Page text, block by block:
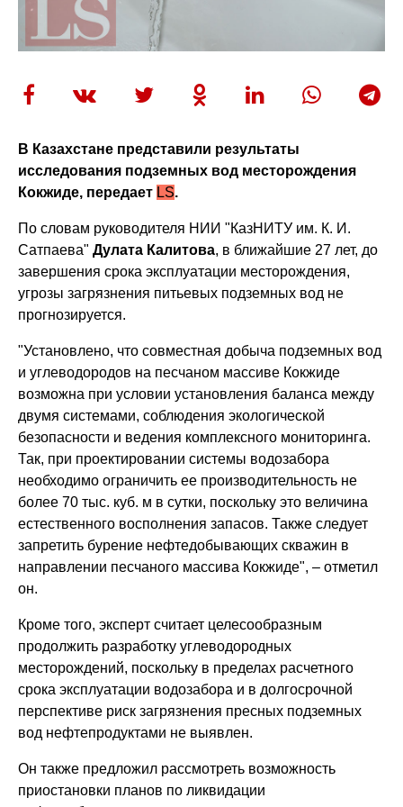
В Казахстане представили результаты
исследования подземных вод месторождения
Кокжиде, передает LS.
По словам руководителя НИИ "КазНИТУ им. К. И.
Сатпаева" Дулата Калитова, в ближайшие 27 лет, до
завершения срока эксплуатации месторождения,
угрозы загрязнения питьевых подземных вод не
прогнозируется.
"Установлено, что совместная добыча подземных вод
и углеводородов на песчаном массиве Кокжиде
возможна при условии установления баланса между
двумя системами, соблюдения экологической
безопасности и ведения комплексного мониторинга.
Так, при проектировании системы водозабора
необходимо ограничить ее производительность не
более 70 тыс. куб. м в сутки, поскольку это величина
естественного восполнения запасов. Также следует
запретить бурение нефтедобывающих скважин в
направлении песчаного массива Кокжиде", – отметил
он.
Кроме того, эксперт считает целесообразным
продолжить разработку углеводородных
месторождений, поскольку в пределах расчетного
срока эксплуатации водозабора и в долгосрочной
перспективе риск загрязнения пресных подземных
вод нефтепродуктами не выявлен.
Он также предложил рассмотреть возможность
приостановки планов по ликвидации